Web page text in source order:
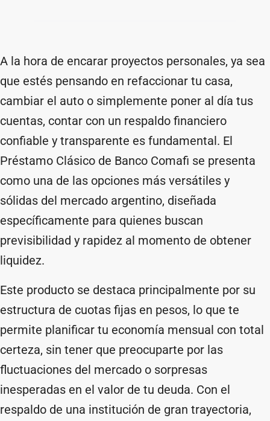
A la hora de encarar proyectos personales, ya sea
que estés pensando en refaccionar tu casa,
cambiar el auto o simplemente poner al día tus
cuentas, contar con un respaldo financiero
confiable y transparente es fundamental. El
Préstamo Clásico de Banco Comafi se presenta
como una de las opciones más versátiles y
sólidas del mercado argentino, diseñada
específicamente para quienes buscan
previsibilidad y rapidez al momento de obtener
liquidez.
Este producto se destaca principalmente por su
estructura de cuotas fijas en pesos, lo que te
permite planificar tu economía mensual con total
certeza, sin tener que preocuparte por las
fluctuaciones del mercado o sorpresas
inesperadas en el valor de tu deuda. Con el
respaldo de una institución de gran trayectoria,